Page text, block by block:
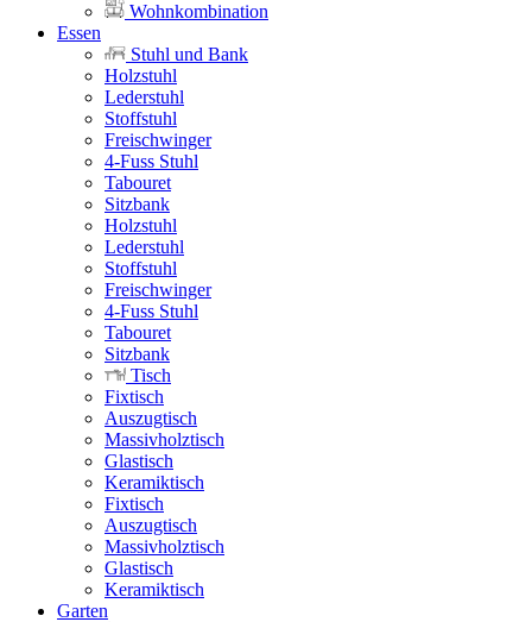
Wohnkombination
Essen
Stuhl und Bank
Holzstuhl
Lederstuhl
Stoffstuhl
Freischwinger
4-Fuss Stuhl
Tabouret
Sitzbank
Holzstuhl
Lederstuhl
Stoffstuhl
Freischwinger
4-Fuss Stuhl
Tabouret
Sitzbank
Tisch
Fixtisch
Auszugtisch
Massivholztisch
Glastisch
Keramiktisch
Fixtisch
Auszugtisch
Massivholztisch
Glastisch
Keramiktisch
Garten